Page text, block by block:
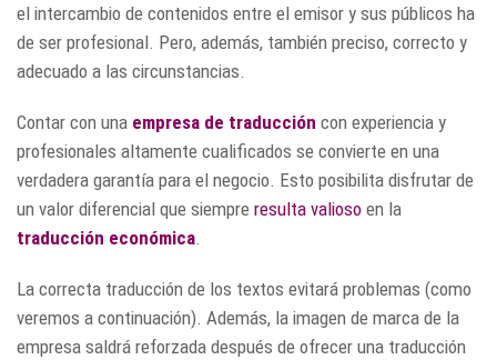
el intercambio de contenidos entre el emisor y sus públicos ha
de ser profesional. Pero, además, también preciso, correcto y
adecuado a las circunstancias.
Contar con una empresa de traducción con experiencia y
profesionales altamente cualificados se convierte en una
verdadera garantía para el negocio. Esto posibilita disfrutar de
un valor diferencial que siempre resulta valioso en la
traducción económica.
La correcta traducción de los textos evitará problemas (como
veremos a continuación). Además, la imagen de marca de la
empresa saldrá reforzada después de ofrecer una traducción